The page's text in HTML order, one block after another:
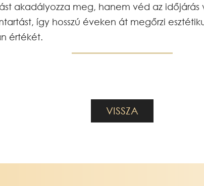
akadályozza meg, hanem véd az időjárás
így hosszú éveken át megőrzi
értékét.